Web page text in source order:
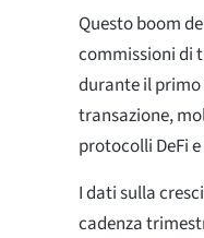
Questo boom
commissioni di
durante il primo
transazione,
protocolli DeFi
I dati sulla
cadenza